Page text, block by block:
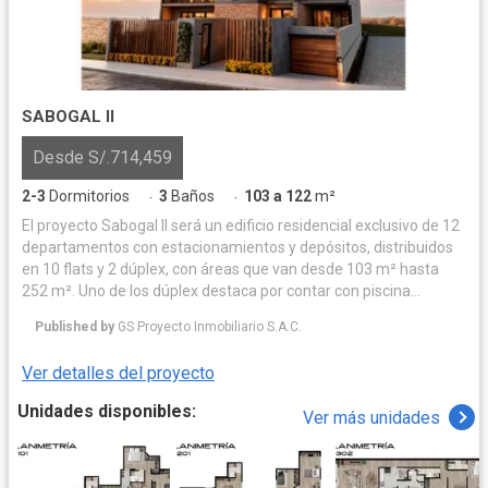
SABOGAL II
Desde S/.714,459
2-3 Dormitorios · 3 Baños · 103 a 122m²
El proyecto Sabogal II será un edificio residencial exclusivo de 12
departamentos con estacionamientos y depósitos, distribuidos
en 10 flats y 2 dúplex, con áreas que van desde 103 m² hasta
252 m². Uno de los dúplex destaca por contar con piscina
segundo ofrece una amplia terraza con parrilla, ideal para el
Published by GS Proyecto Inmobiliario S.A.C.
Ver detalles del proyecto
Unidades disponibles:
Ver más unidades